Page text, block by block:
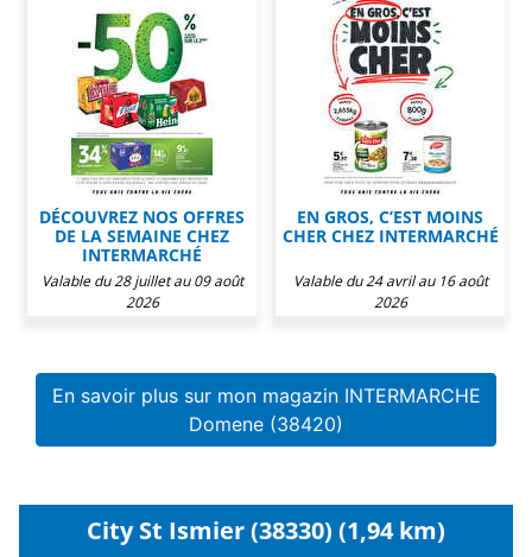
DÉCOUVREZ NOS OFFRES
DE LA SEMAINE CHEZ
INTERMARCHÉ
Valable du 28 juillet au 09 août
2026
EN GROS, C’EST MOINS
CHER CHEZ INTERMARCHÉ
Valable du 24 avril au 16 août
2026
En savoir plus sur mon magazin INTERMARCHE
Domene (38420)
City St Ismier (38330) (1,94 km)